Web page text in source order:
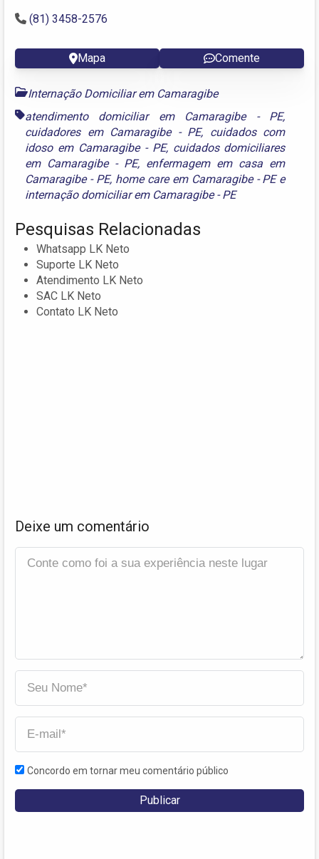
(81) 3458-2576
Mapa Comente
Internação Domiciliar em Camaragibe
atendimento domiciliar em Camaragibe - PE,
cuidadores em Camaragibe - PE, cuidados com
idoso em Camaragibe - PE, cuidados domiciliares
em Camaragibe - PE, enfermagem em casa em
Camaragibe - PE, home care em Camaragibe - PEe
internação domiciliar em Camaragibe - PE
Pesquisas Relacionadas
Whatsapp LK Neto
Suporte LK Neto
Atendimento LK Neto
SAC LK Neto
Contato LK Neto
Deixe um comentário
Concordo em tornar meu comentário público